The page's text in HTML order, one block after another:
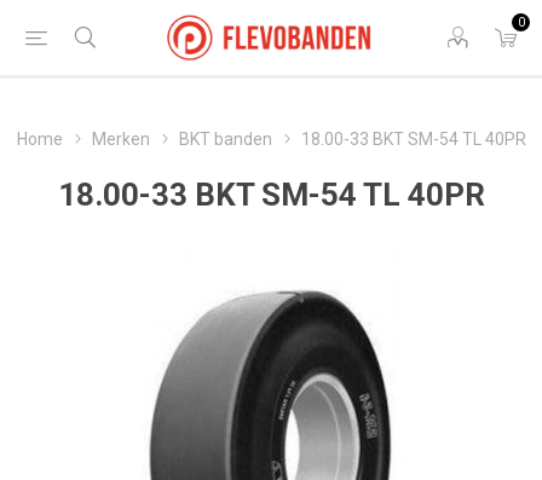
0
Home Merken BKT banden 18.00-33 BKT SM-54 TL 40PR
18.00-33 BKT SM-54 TL 40PR